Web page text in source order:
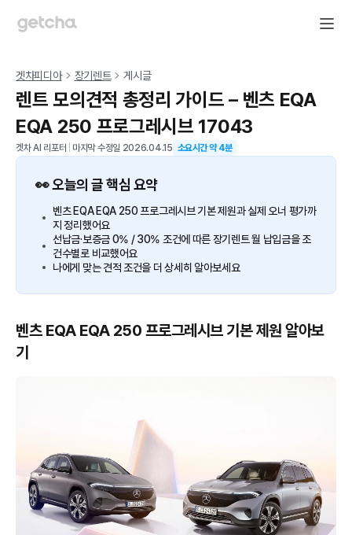
겟차피디아 장기렌트 게시글
렌트 모의견적 총정리 가이드 – 벤츠 EQA
EQA 250 프로그레시브 17043
겟차 AI 리포터 마지막 수정일 2026.04.15 소요시간 약4분
👀 오늘의 글 핵심 요약
벤츠 EQA EQA 250 프로그레시브 기본 제원과 실제 오너 평가까
지 정리했어요
선납금·보증금 0% / 30% 조건에 따른 장기렌트 월 납입금을 조
건수별로 비교했어요
나에게 맞는 견적 조건을 더 상세히 알아보세요
벤츠 EQA EQA 250 프로그레시브 기본 제원 알아보
기